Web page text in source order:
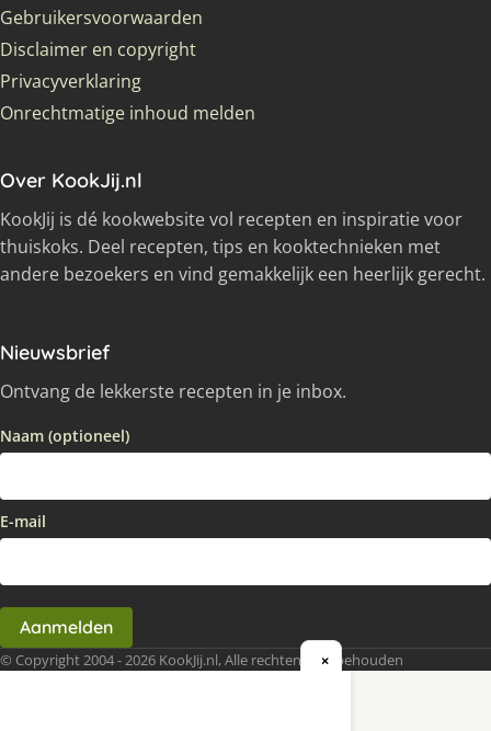
Gebruikersvoorwaarden
Disclaimer en copyright
Privacyverklaring
Onrechtmatige inhoud melden
Over KookJij.nl
KookJij is dé kookwebsite vol recepten en inspiratie voor
thuiskoks. Deel recepten, tips en kooktechnieken met
andere bezoekers en vind gemakkelijk een heerlijk gerecht.
Nieuwsbrief
Ontvang de lekkerste recepten in je inbox.
Naam (optioneel)
E-mail
Aanmelden
© Copyright 2004 - 2026 KookJij.nl, Alle rechten voorbehouden
×